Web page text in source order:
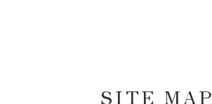
SITE MAP